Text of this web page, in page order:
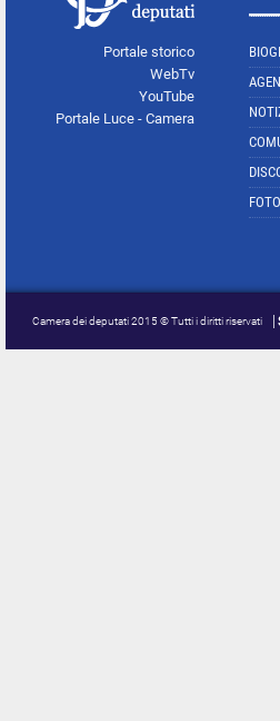
Portale storico
WebTv
YouTube
Portale Luce - Camera
Camera dei deputati 2015 © Tutti i diritti riservati